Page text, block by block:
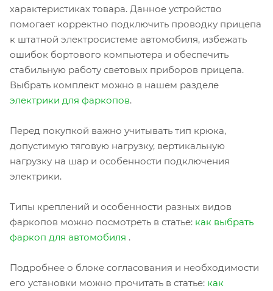
характеристиках товара. Данное устройство
помогает корректно подключить проводку прицепа
к штатной электросистеме автомобиля, избежать
ошибок бортового компьютера и обеспечить
стабильную работу световых приборов прицепа.
Выбрать комплект можно в нашем разделе
электрики для фаркопов.
Перед покупкой важно учитывать тип крюка,
допустимую тяговую нагрузку, вертикальную
нагрузку на шар и особенности подключения
электрики.
Типы креплений и особенности разных видов
фаркопов можно посмотреть в статье: как выбрать
фаркоп для автомобиля .
Подробнее о блоке согласования и необходимости
его установки можно прочитать в статье: как